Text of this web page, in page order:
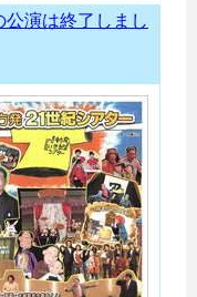
演は終了しまし